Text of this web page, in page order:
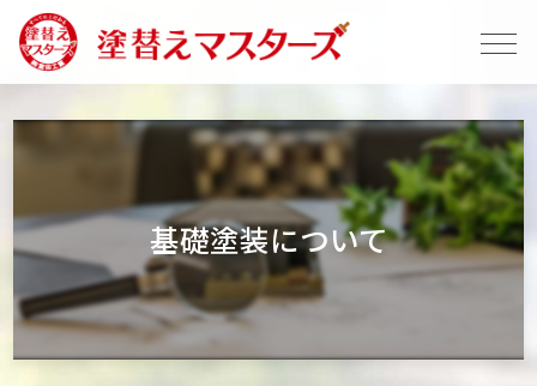
基礎塗装について